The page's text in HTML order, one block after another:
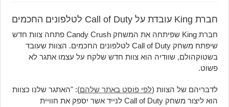
חברת King עובדת על Call of Duty לטלפונים החכמים
חברת King שפיתחה את המשחק Candy Crush פתחה צוות חדש
שיפתח משחק Call of Duty לטלפונים החכמים. הצוות שעובד
בשטוקהולם, שוודיה הוא צוות חדש שלקח על עצמו אתגר לא
פשוט.
לדבריהם של הצוות (לפי פוסט באתר שלהם): "האתגר שלנו כצוות
הוא ליצור משחק Call of Duty לנייד אשר יספק את חוויית